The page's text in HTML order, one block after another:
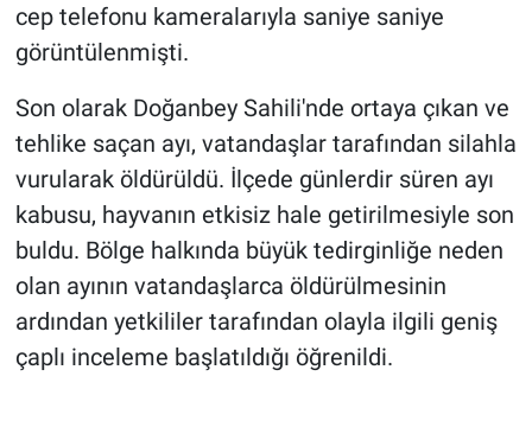
cep telefonu kameralarıyla saniye saniye
görüntülenmişti.
Son olarak Doğanbey Sahili'nde ortaya çıkan ve
tehlike saçan ayı, vatandaşlar tarafından silahla
vurularak öldürüldü. İlçede günlerdir süren ayı
kabusu, hayvanın etkisiz hale getirilmesiyle son
buldu. Bölge halkında büyük tedirginliğe neden
olan ayının vatandaşlarca öldürülmesinin
ardından yetkililer tarafından olayla ilgili geniş
çaplı inceleme başlatıldığı öğrenildi.